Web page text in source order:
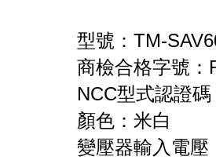
型號：TM-
商檢合格字號：
NCC型式認證
顏色：米白
變壓器輸入電壓